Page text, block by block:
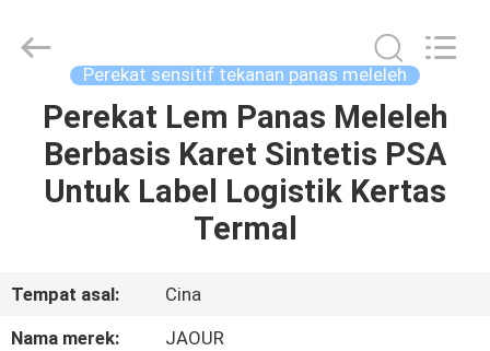
RUMAH
PRODUK
KAMI
Adhesive
Products
Perekat sensitif tekanan panas meleleh
Perekat Lem Panas Meleleh
Berbasis Karet Sintetis PSA
Untuk Label Logistik Kertas
Termal
Tempat asal:
Cina
Nama merek:
JAOUR